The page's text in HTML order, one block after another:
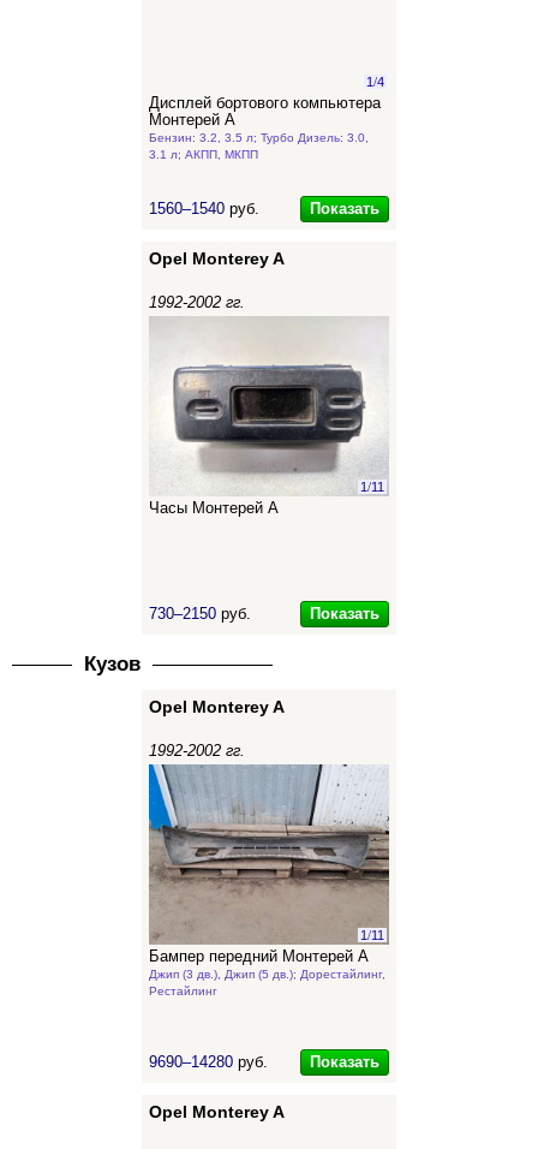
1/4
Дисплей бортового компьютера
Монтерей А
Бензин: 3.2, 3.5 л; Турбо Дизель: 3.0,
3.1 л; АКПП, МКПП
1560–1540 руб. Показать
Opel Monterey A
1992-2002 гг.
1/11
Часы Монтерей А
730–2150 руб. Показать
Кузов
Opel Monterey A
1992-2002 гг.
1/11
Бампер передний Монтерей А
Джип (3 дв.), Джип (5 дв.); Дорестайлинг,
Рестайлинг
9690–14280 руб. Показать
Opel Monterey A